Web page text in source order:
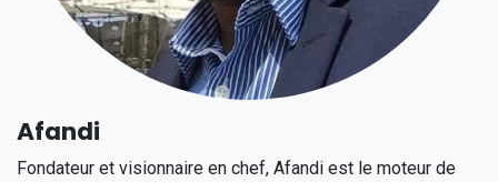
Afandi
Fondateur et visionnaire en chef, Afandi est le moteur de